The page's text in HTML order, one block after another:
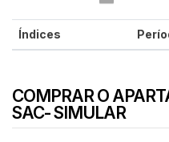
Índices
COMPRAR O
SAC- SIMULAR